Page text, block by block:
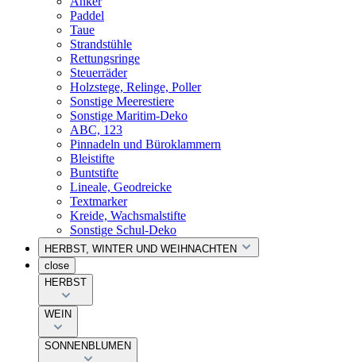
Paddel
Taue
Strandstühle
Rettungsringe
Steuerräder
Holzstege, Relinge, Poller
Sonstige Meerestiere
Sonstige Maritim-Deko
ABC, 123
Pinnadeln und Büroklammern
Bleistifte
Buntstifte
Lineale, Geodreicke
Textmarker
Kreide, Wachsmalstifte
Sonstige Schul-Deko
HERBST, WINTER UND WEIHNACHTEN
close
HERBST
WEIN
SONNENBLUMEN